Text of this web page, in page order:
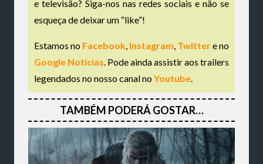
e televisão? Siga-nos nas redes sociais e não se
esqueça de deixar um “like”!
Estamos no Facebook, Instagram, Twittere no
Google Notícias. Pode ainda assistir aos trailers
legendados no nosso canal noYoutube.
TAMBÉM PODERÁ GOSTAR…